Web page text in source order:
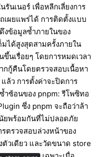
นเนอร์ เพื่อหลีกเลี่ยงการ
เผยแพร่ได้ การติดตั้งแบบ
งข้อมูลซ้ำภายในของ
ได้สูงสุดสามครั้งภายใน
นเรื่อยๆ โดยการหมดเวลา
กกู้คืนโดยตรวจสอบเนื้อหา
ว การตั้งค่าจะปิดการ
ซ้อนของ pnpm: รีโพซิทอ
ซึ่ง pnpm จะถือว่าล้า
ยพร้อมกันที่ไม่ปลอดภัย
รตรวจสอบล่วงหน้าของ
ตัวเดียว และวัดขนาด store